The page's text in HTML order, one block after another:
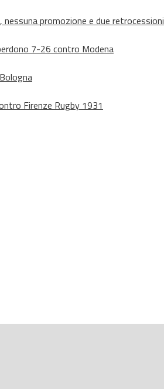
promozione e due retrocessioni
7-26 contro Modena
Firenze Rugby 1931